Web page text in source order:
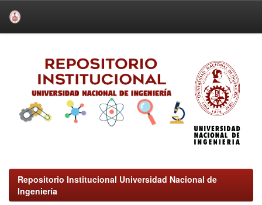
Repositorio Institucional Universidad Nacional de
Ingeniería